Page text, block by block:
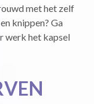
met het zelf
knippen? Ga
werk het kapsel